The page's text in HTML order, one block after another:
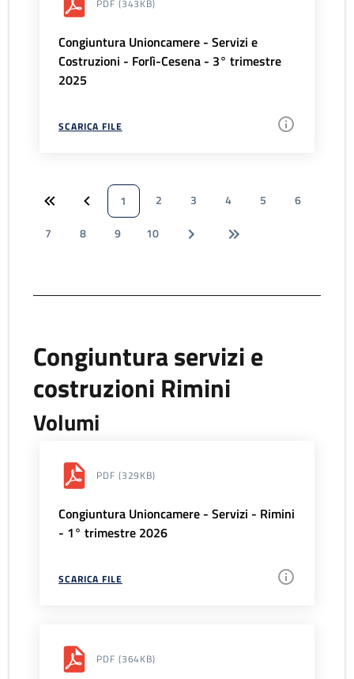
PDF (343KB)
Congiuntura Unioncamere - Servizi e
Costruzioni - Forlì-Cesena - 3° trimestre
2025
SCARICA FILE
1 2 3 4 5
6
7
8 9 10
Congiuntura servizi e
costruzioni Rimini
Volumi
PDF (329KB)
Congiuntura Unioncamere - Servizi - Rimini
- 1° trimestre 2026
SCARICA FILE
PDF (364KB)